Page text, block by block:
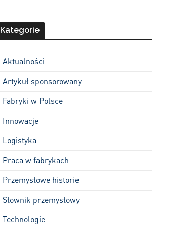
Kategorie
Aktualności
Artykuł sponsorowany
Fabryki w Polsce
Innowacje
Logistyka
Praca w fabrykach
Przemysłowe historie
Słownik przemysłowy
Technologie